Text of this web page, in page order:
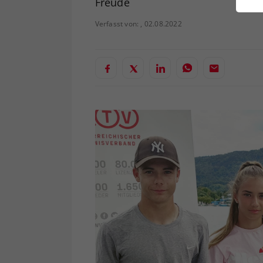
Verfasst von: , 02.08.2022